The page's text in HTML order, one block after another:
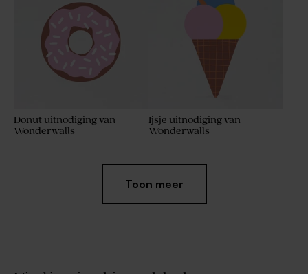
Donut uitnodiging van
Wonderwalls
Ijsje uitnodiging van
Wonderwalls
Toon meer